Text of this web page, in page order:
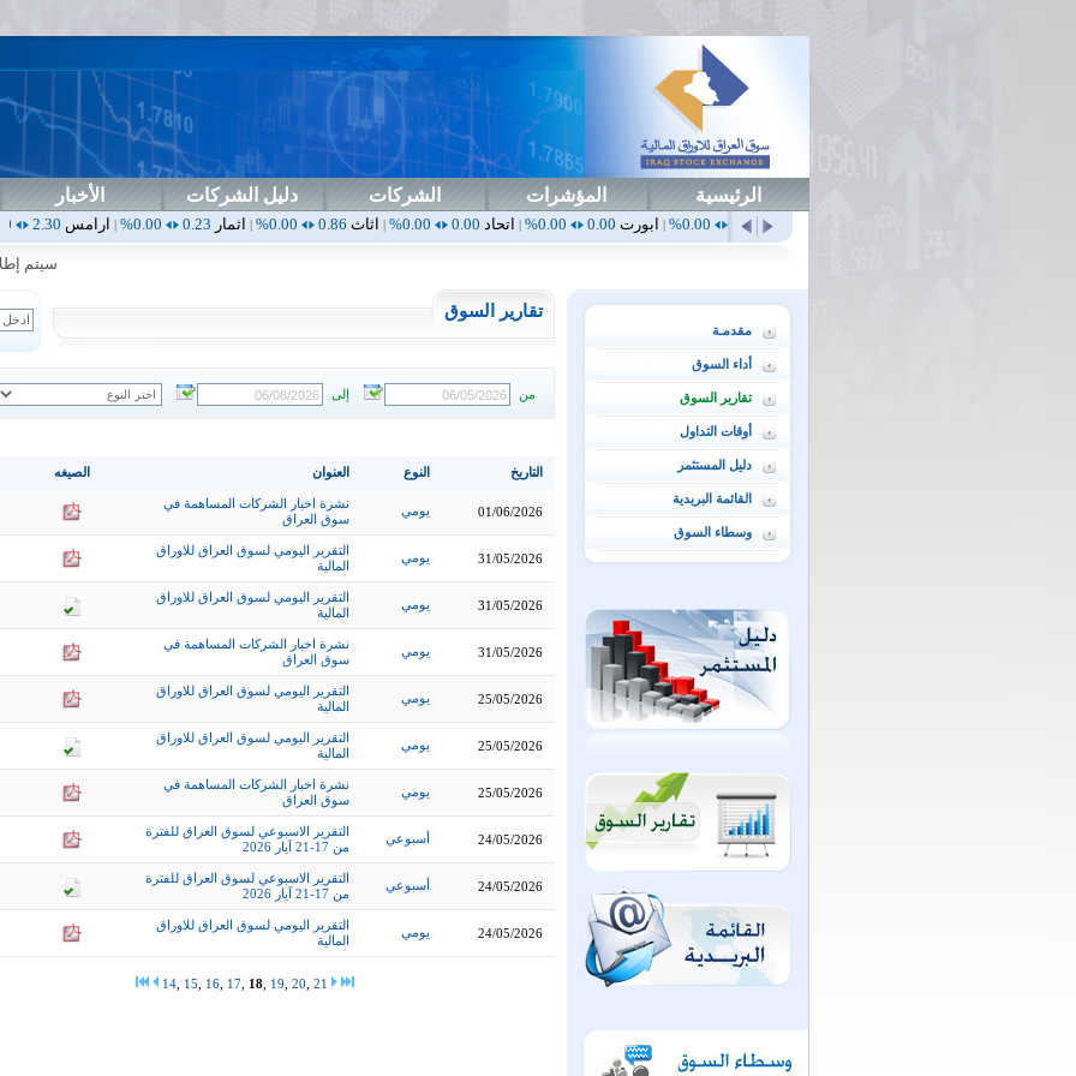
الرئيسية المؤشرات الشركات دليل الشركات الأخبار
|ابورت0.00
0.00%
|اتحاد0.00
0.00%
|اثاث0.86
|اثمار0.23
0.00%
|ارامس2.30
|اربيل
سيتم
مقدمـة
أداء السوق
تقارير السوق
أوقات التداول
دليل المستثمر
القائمة البريدية
وسطاء السوق
تقارير السوق
من إلى
الصيغه العنوان النوع التاريخ
نشرة اخبار الشركات المساهمة في
سوق العراق
يومي 01/06/2026
التقرير اليومي لسوق العراق للاوراق
المالية
يومي 31/05/2026
التقرير اليومي لسوق العراق للاوراق
المالية
يومي 31/05/2026
نشرة اخبار الشركات المساهمة في
سوق العراق
يومي 31/05/2026
التقرير اليومي لسوق العراق للاوراق
المالية
يومي 25/05/2026
التقرير اليومي لسوق العراق للاوراق
المالية
يومي 25/05/2026
نشرة اخبار الشركات المساهمة في
سوق العراق
يومي 25/05/2026
التقرير الاسبوعي لسوق العراق للفترة
من 17-21 آيار 2026
أسبوعي 24/05/2026
التقرير الاسبوعي لسوق العراق للفترة
من 17-21 آيار 2026
أسبوعي 24/05/2026
التقرير اليومي لسوق العراق للاوراق
المالية
يومي 24/05/2026
14 15 16 17 18 19 20 21